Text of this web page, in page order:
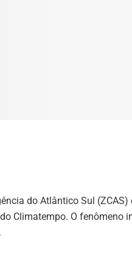
do Atlântico Sul
Climatempo. O fenômeno